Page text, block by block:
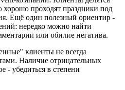
хорошо проходят праздники под
Ещё один полезный ориентир -
нередко можно найти
или обилие негатива.
клиенты не всегда
Наличие отрицательных
- убедиться в степени